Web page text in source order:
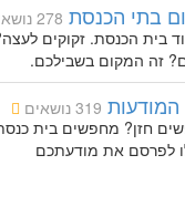
בתי הכנסת 278 נושאים
בית הכנסת. זקוקים
זה המקום בשבילכם.
המודעות 319 נושאים
חזן? מחפשים בית
לפרסם את מודעתכם